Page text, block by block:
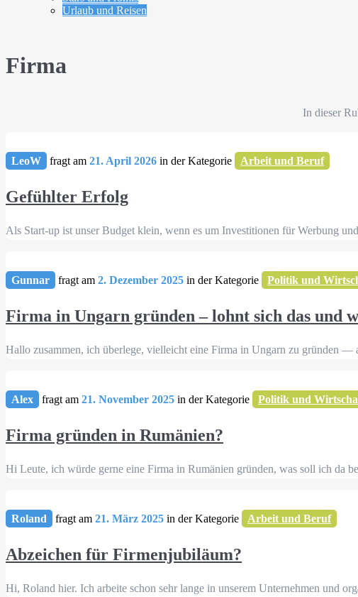
Urlaub und Reisen
Firma
In dieser
LeoW fragt am 21. April 2026 in der Kategorie Arbeit und Beruf
Gefühlter Erfolg
Als Start-up ist unser Budget klein, wenn es um Investitionen für Werbung
Gunnar fragt am 2. Dezember 2025 in der Kategorie Politik und
Firma in Ungarn gründen – lohnt sich das und
Hallo zusammen, ich überlege, vielleicht eine Firma in Ungarn zu gründen
Alex fragt am 21. November 2025 in der Kategorie Politik und
Firma gründen in Rumänien?
Hi Leute, ich würde gerne eine Firma in Rumänien gründen, was soll ich da
Roland fragt am 21. März 2025 in der Kategorie Arbeit und Beruf
Abzeichen für Firmenjubiläum?
Hi, Roland hier. Ich arbeite schon sehr lange in unserem Unternehmen und